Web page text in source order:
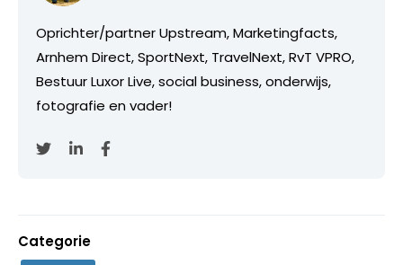
Oprichter/partner Upstream, Marketingfacts,
Arnhem Direct, SportNext, TravelNext, RvT VPRO,
Bestuur Luxor Live, social business, onderwijs,
fotografie en vader!
Categorie